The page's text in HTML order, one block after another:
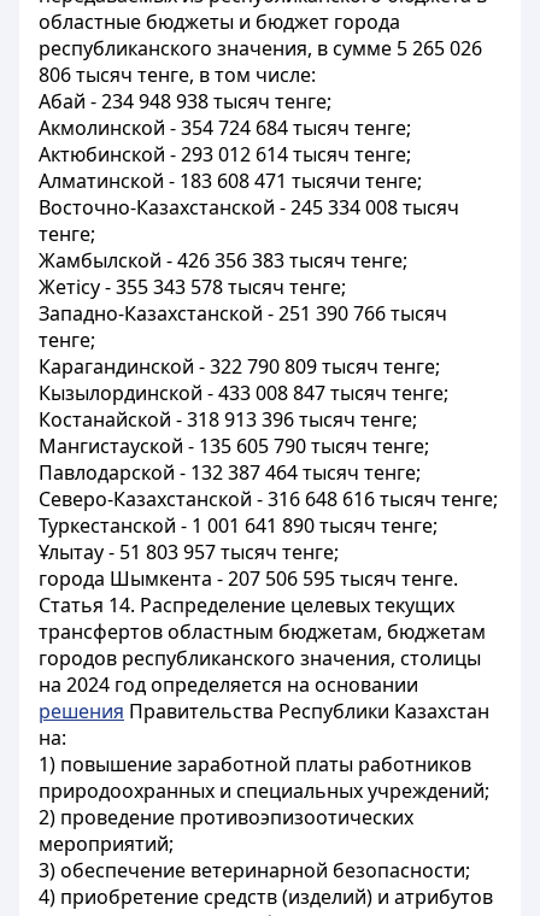
областные бюджеты и бюджет города
республиканского значения, в сумме 5 265 026
806 тысяч тенге, в том числе:
Абай - 234 948 938 тысяч тенге;
Акмолинской - 354 724 684 тысяч тенге;
Актюбинской - 293 012 614 тысяч тенге;
Алматинской - 183 608 471 тысячи тенге;
Восточно-Казахстанской - 245 334 008 тысяч
тенге;
Жамбылской - 426 356 383 тысяч тенге;
Жетісу - 355 343 578 тысяч тенге;
Западно-Казахстанской - 251 390 766 тысяч
тенге;
Карагандинской - 322 790 809 тысяч тенге;
Кызылординской - 433 008 847 тысяч тенге;
Костанайской - 318 913 396 тысяч тенге;
Мангистауской - 135 605 790 тысяч тенге;
Павлодарской - 132 387 464 тысяч тенге;
Северо-Казахстанской - 316 648 616 тысяч тенге;
Туркестанской - 1 001 641 890 тысяч тенге;
Ұлытау - 51 803 957 тысяч тенге;
города Шымкента - 207 506 595 тысяч тенге.
Статья 14. Распределение целевых текущих
трансфертов областным бюджетам, бюджетам
городов республиканского значения, столицы
на 2024 год определяется на основании
решения Правительства Республики Казахстан
на:
1) повышение заработной платы работников
природоохранных и специальных учреждений;
2) проведение противоэпизоотических
мероприятий;
3) обеспечение ветеринарной безопасности;
4) приобретение средств (изделий) и атрибутов